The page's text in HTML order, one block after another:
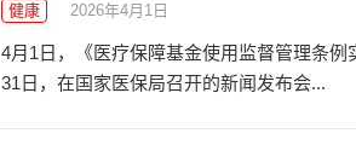
健康 2026年4月1日
4月1日，《医疗保障基金使用监督管理条
31日，在国家医保局召开的新闻发布会...